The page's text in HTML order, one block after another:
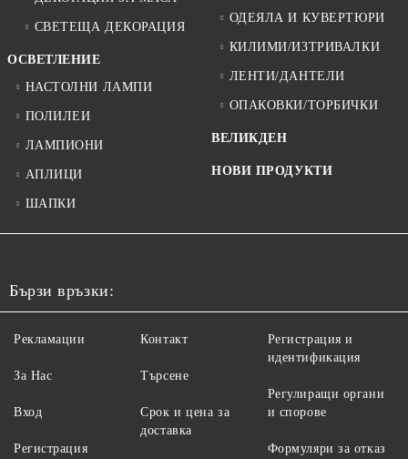
СВЕТЕЩА ДЕКОРАЦИЯ
ОСВЕТЛЕНИЕ
НАСТОЛНИ ЛАМПИ
ПОЛИЛЕИ
ЛАМПИОНИ
АПЛИЦИ
ШАПКИ
ОДЕЯЛА И КУВЕРТЮРИ
КИЛИМИ/ИЗТРИВАЛКИ
ЛЕНТИ/ДАНТЕЛИ
ОПАКОВКИ/ТОРБИЧКИ
ВЕЛИКДЕН
НОВИ ПРОДУКТИ
Бързи връзки:
Рекламации
За Нас
Вход
Регистрация
Контакт
Търсене
Срок и цена за
доставка
Регистрация и
идентификация
Регулиращи органи
и спорове
Формуляри за отказ